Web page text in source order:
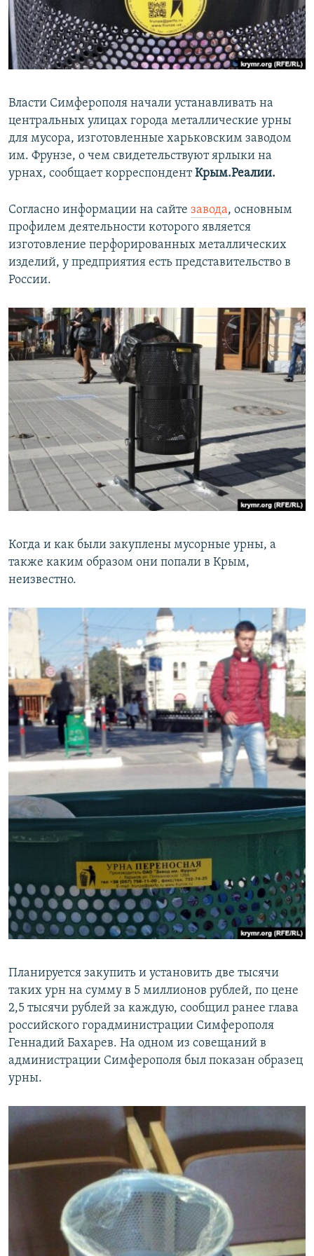
ПОБЕДИТЕЛЕЙ НЕ СУДЯТ?
КРЫМ.НЕПОКОРЕННЫЙ
ELIFBE
ПРИСОЕДИНЯЙТЕСЬ!
Все сайты RFE/RL
Власти Симферополя начали устанавливать на
центральных улицах города металлические урны
для мусора, изготовленные харьковским заводом
им. Фрунзе, о чем свидетельствуют ярлыки на
урнах, сообщает корреспондентКрым.Реалии.
Согласно информации на сайте завода, основным
профилем деятельности которого является
изготовление перфорированных металлических
изделий, у предприятия есть представительство в
России.
Когда и как были закуплены мусорные урны, а
также каким образом они попали в Крым,
неизвестно.
Планируется закупить и установить две тысячи
таких урн на сумму в 5 миллионов рублей, по цене
2,5 тысячи рублей за каждую, сообщил ранее глава
российского горадминистрации Симферополя
Геннадий Бахарев. На одном из совещаний в
администрации Симферополя был показан образец
урны.